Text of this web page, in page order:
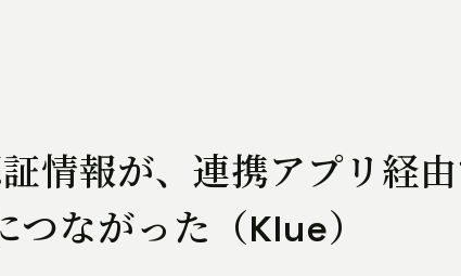
情報が、連携アプリ経
ながった（Klue）